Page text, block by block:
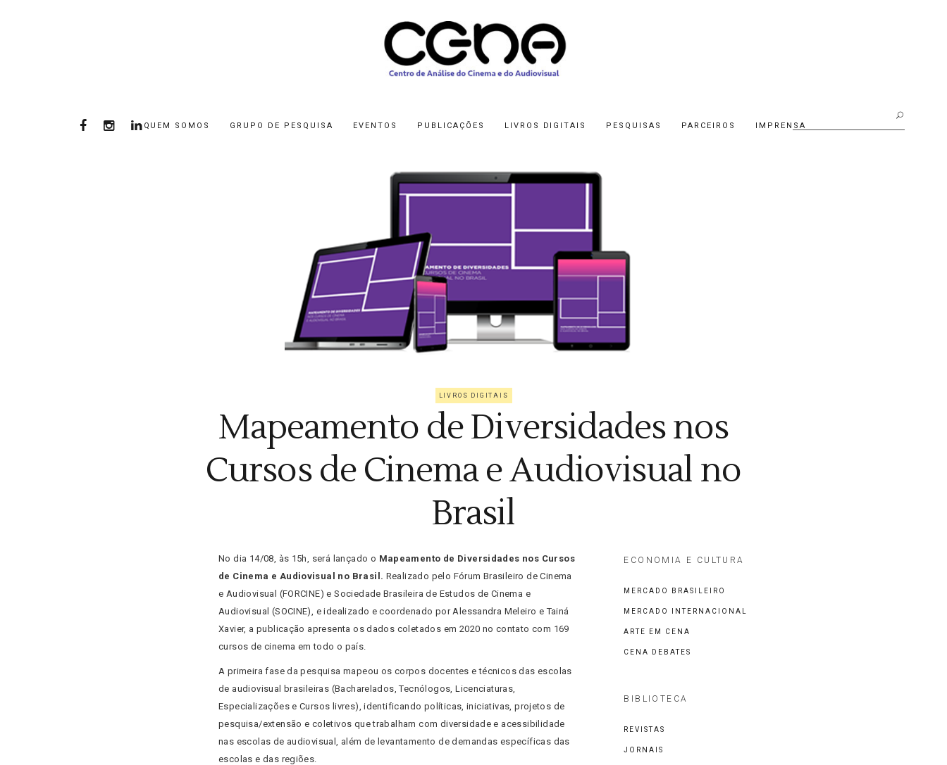
QUEM SOMOS GRUPO DE PESQUISA EVENTOS PUBLICAÇÕES LIVROS DIGITAIS PESQUISAS PARCEIROS IMPRENSA
LIVROS DIGITAIS
Mapeamento de Diversidades nos
Cursos de Cinema e Audiovisual no
Brasil
No dia 14/08, às 15h, será lançado o Mapeamento de Diversidades nos Cursos
de Cinema e Audiovisual no Brasil. Realizado pelo Fórum Brasileiro de Cinema
e Audiovisual (FORCINE) e Sociedade Brasileira de Estudos de Cinema e
Audiovisual (SOCINE), e idealizado e coordenado por Alessandra Meleiro e Tainá
Xavier, a publicação apresenta os dados coletados em 2020 no contato com 169
cursos de cinema em todo o país.
A primeira fase da pesquisa mapeou os corpos docentes e técnicos das escolas
de audiovisual brasileiras (Bacharelados, Tecnólogos, Licenciaturas,
Especializações e Cursos livres), identificando políticas, iniciativas, projetos de
pesquisa/extensão e coletivos que trabalham com diversidade e acessibilidade
nas escolas de audiovisual, além de levantamento de demandas específicas das
escolas e das regiões.
ECONOMIA E CULTURA
MERCADO BRASILEIRO
MERCADO INTERNACIONAL
ARTE EM CENA
CENA DEBATES
BIBLIOTECA
REVISTAS
JORNAIS